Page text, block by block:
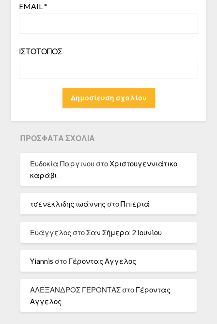
EMAIL*
ΙΣΤΌΤΟΠΟΣ
ΠΡΌΣΦΑΤΑ ΣΧΌΛΙΑ
Ευδοκία Παργινου στοΧριστουγεννιάτικο
καράβι
τσενεκλιδης ιωάννης στοΠιπεριά
Ευάγγελος στοΣαν Σήμερα 2 Ιουνίου
Yiannis στο Γέροντας Αγγελος
ΑΛΕΞΑΝΔΡΟΣ ΓΕΡΟΝΤΑΣ στο Γέροντας
Αγγελος